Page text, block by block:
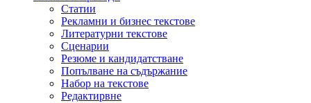
Статии
Рекламни и бизнес текстове
Литературни текстове
Сценарии
Резюме и кандидатстване
Попълване на съдържание
Набор на текстове
Редактирвне